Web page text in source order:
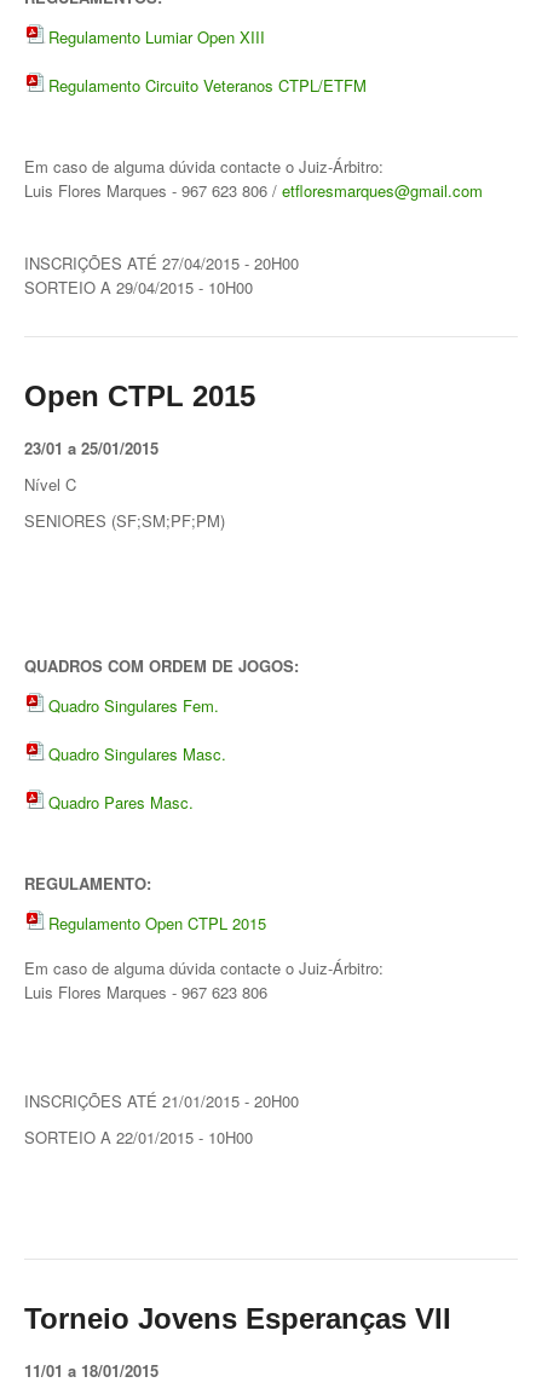
Entrevistas
Fotografias
Torneio Jovens Esperanças VIII
Interclubes 2016
Torneio Open Primavera
Masters REVOR e Torneio Social
Open Luis Alves
Torneios Inverno e Natal
Torneio Social de Inverno
Galeria 2017
Torneio Jovens Esperanças VI
1ª Experiência de Ténis
Masters Jaguar Automóveis Lisboa
Regulamento Lumiar Open XIII
Regulamento Circuito Veteranos CTPL/ETFM
Em caso de alguma dúvida contacte o Juiz-Árbitro:
Luis Flores Marques - 967 623 806 / etfloresmarques@gmail.com
INSCRIÇÕES ATÉ 27/04/2015 - 20H00
SORTEIO A 29/04/2015 - 10H00
Open CTPL 2015
23/01 a 25/01/2015
Nível C
SENIORES (SF;SM;PF;PM)
QUADROS COM ORDEM DE JOGOS:
Quadro Singulares Fem.
Quadro Singulares Masc.
Quadro Pares Masc.
REGULAMENTO:
Regulamento Open CTPL 2015
Em caso de alguma dúvida contacte o Juiz-Árbitro:
Luis Flores Marques - 967 623 806
INSCRIÇÕES ATÉ 21/01/2015 - 20H00
SORTEIO A 22/01/2015 - 10H00
Torneio Jovens Esperanças VII
11/01 a 18/01/2015